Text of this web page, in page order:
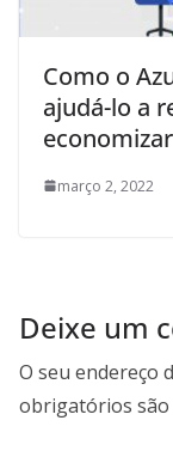
Como o
ajudá-lo a
economizar
março 2, 2022
Deixe um
O seu endereço
obrigatórios são